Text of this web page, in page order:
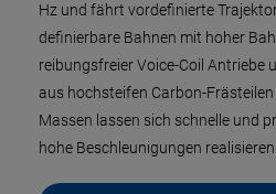
Hz und fährt vordefinierte
definierbare Bahnen mit hoher
reibungsfreier Voice-Coil Antriebe
aus hochsteifen Carbon-
Massen lassen sich schnelle und
hohe Beschleunigungen realisieren.